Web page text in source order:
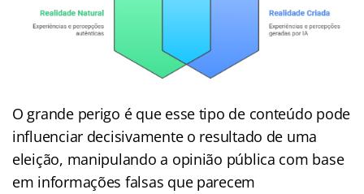
O grande perigo é que esse tipo de conteúdo pode
influenciar decisivamente o resultado de uma
eleição, manipulando a opinião pública com base
em informações falsas que parecem